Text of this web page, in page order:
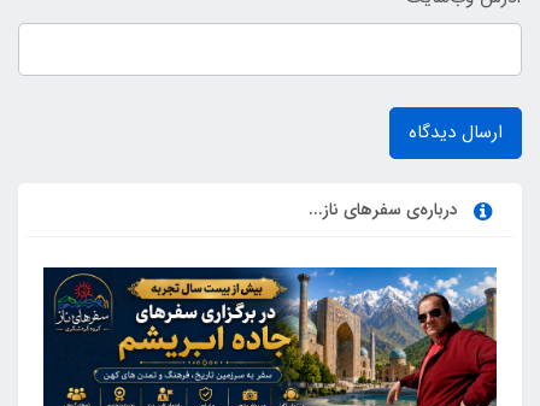
ارسال دیدگاه
درباره‌ی سفرهای ناز...